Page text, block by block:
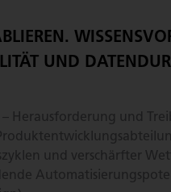
UND
Herausforderung und
und verschärfter